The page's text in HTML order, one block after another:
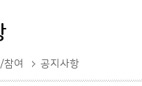
참여 공지사항